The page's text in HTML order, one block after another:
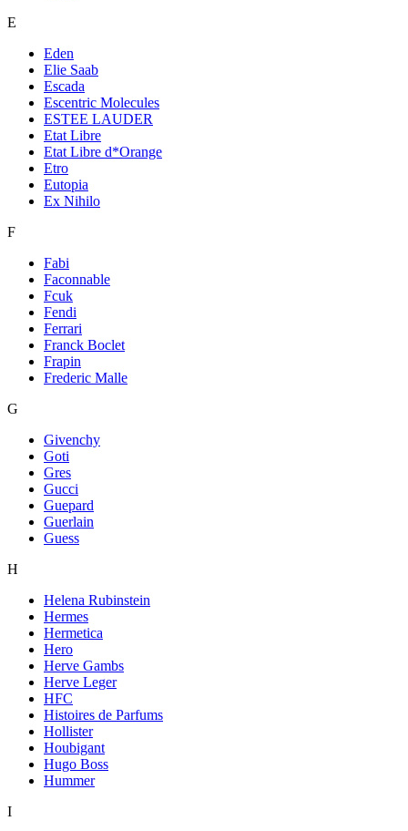
E
Eden
Elie Saab
Escada
Escentric Molecules
ESTEE LAUDER
Etat Libre
Etat Libre d*Orange
Etro
Eutopia
Ex Nihilo
F
Fabi
Faconnable
Fcuk
Fendi
Ferrari
Franck Boclet
Frapin
Frederic Malle
G
Givenchy
Goti
Gres
Gucci
Guepard
Guerlain
Guess
H
Helena Rubinstein
Hermes
Hermetica
Hero
Herve Gambs
Herve Leger
HFC
Histoires de Parfums
Hollister
Houbigant
Hugo Boss
Hummer
I